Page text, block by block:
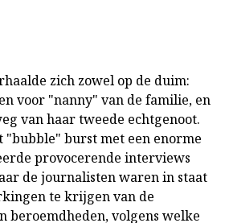
zich zowel op de duim:
voor "nanny" van de familie, en
van haar tweede echtgenoot.
"bubble" burst met een enorme
provocerende interviews
de journalisten waren in staat
te krijgen van de
beroemdheden, volgens welke